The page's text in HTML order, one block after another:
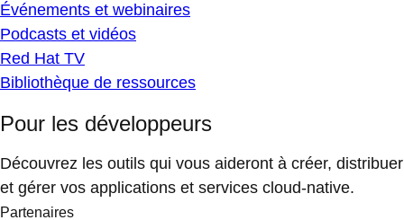
Événements et webinaires
Podcasts et vidéos
Red Hat TV
Bibliothèque de ressources
Pour les développeurs
Découvrez les outils qui vous aideront à créer, distribuer
et gérer vos applications et services cloud-native.
Partenaires